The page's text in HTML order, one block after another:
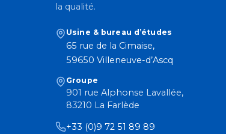
la qualité.
Usine & bureau d’études
65 rue de la Cimaise,
59650 Villeneuve-d’Ascq
Groupe
901 rue Alphonse Lavallée,
83210 La Farlède
+33 (0)9 72 51 89 89